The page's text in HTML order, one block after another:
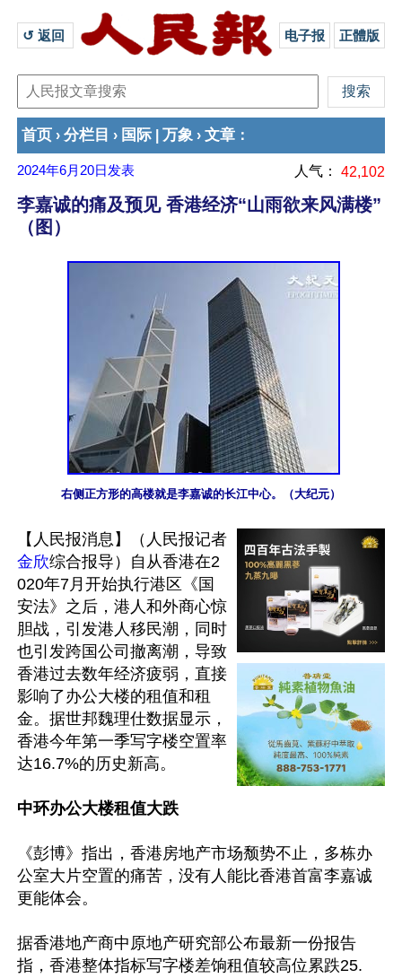
↺ 返回 电子报 正體版
首页 › 分栏目 › 国际 万象 › 文章 ：
2024年6月20日 发表 人气： 42,102
李嘉诚的痛及预见 香港经济“山雨欲来风满楼”
（图）
右侧正方形的高楼就是李嘉诚的长江中心。（大纪元）
【人民报消息】（人民报记者
金欣综合报导）自从香港在2
020年7月开始执行港区《国
安法》之后，港人和外商心惊
胆战，引发港人移民潮，同时
也引发跨国公司撤离潮，导致
香港过去数年经济疲弱，直接
影响了办公大楼的租值和租
金。据世邦魏理仕数据显示，
香港今年第一季写字楼空置率
达16.7%的历史新高。
中环办公大楼租值大跌
《彭博》指出，香港房地产市场颓势不止，多栋办
公室大片空置的痛苦，没有人能比香港首富李嘉诚
更能体会。
据香港地产商中原地产研究部公布最新一份报告
指，香港整体指标写字楼差饷租值较高位累跌25.